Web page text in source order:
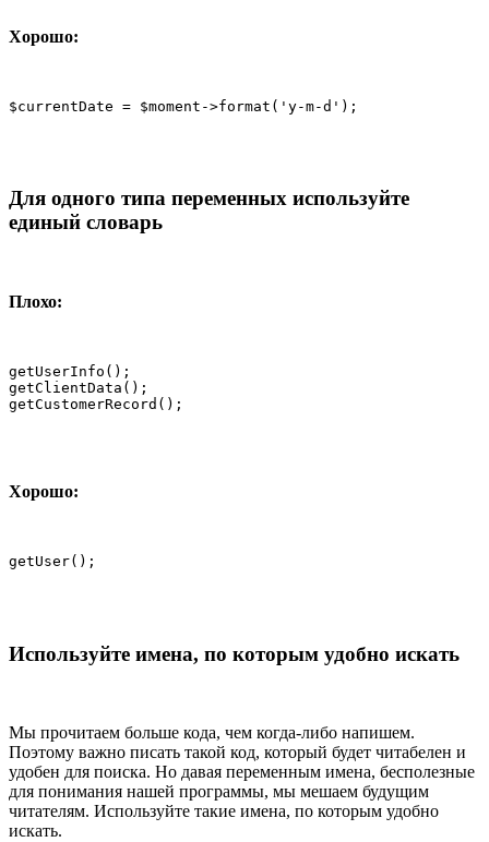
Хорошо:
$currentDate = $moment->format('y-m-d');
Для одного типа переменных используйте
единый словарь
Плохо:
getUserInfo();
getClientData();
getCustomerRecord();
Хорошо:
getUser();
Используйте имена, по которым удобно искать
Мы прочитаем больше кода, чем когда-либо напишем.
Поэтому важно писать такой код, который будет читабелен и
удобен для поиска. Но давая переменным имена, бесполезные
для понимания нашей программы, мы мешаем будущим
читателям. Используйте такие имена, по которым удобно
искать.